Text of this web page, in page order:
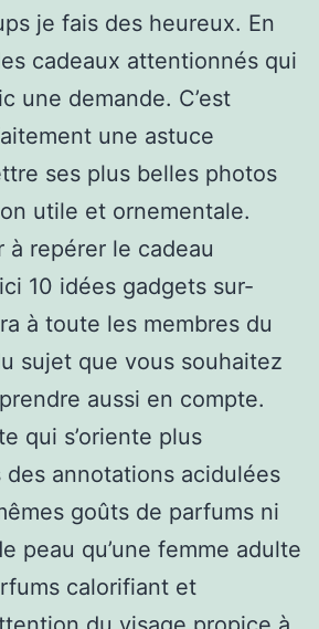
je fais des heureux. En
cadeaux attentionnés qui
une demande. C’est
une astuce
ses plus belles photos
utile et ornementale.
à repérer le cadeau
10 idées gadgets sur-
à toute les membres du
sujet que vous souhaitez
aussi en compte.
qui s’oriente plus
annotations acidulées
goûts de parfums ni
peau qu’une femme adulte
calorifiant et